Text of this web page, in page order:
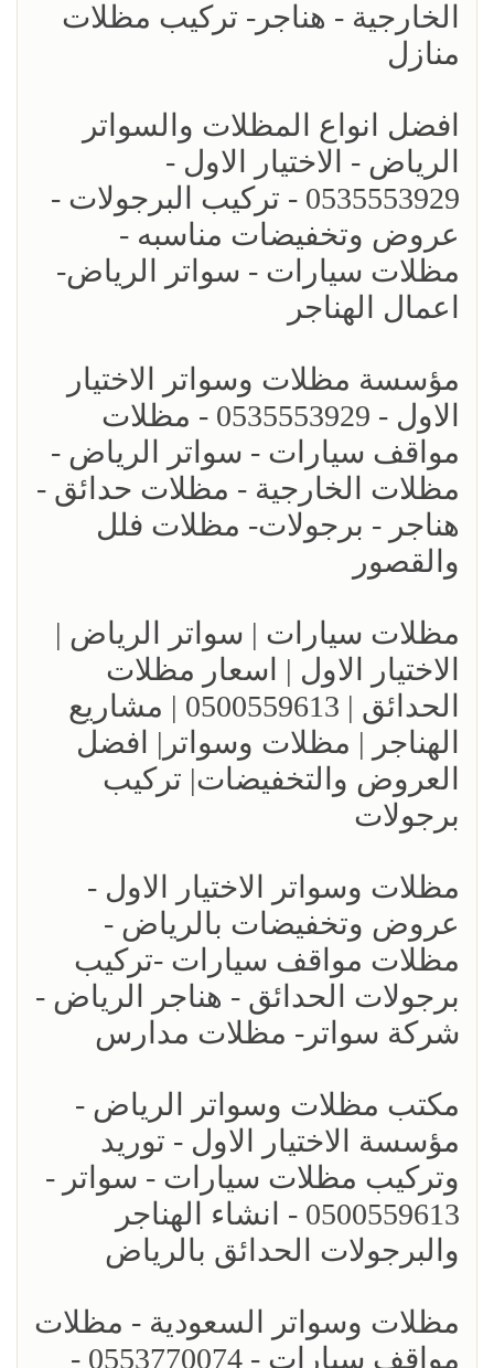
الخارجية - هناجر- تركيب مظلات
منازل
افضل انواع المظلات والسواتر
الرياض - الاختيار الاول -
0535553929 - تركيب البرجولات -
عروض وتخفيضات مناسبه -
مظلات سيارات - سواتر الرياض-
اعمال الهناجر
مؤسسة مظلات وسواتر الاختيار
الاول - 0535553929 - مظلات
مواقف سيارات - سواتر الرياض -
مظلات الخارجية - مظلات حدائق -
هناجر - برجولات- مظلات فلل
والقصور
مظلات سيارات | سواتر الرياض |
الاختيار الاول | اسعار مظلات
الحدائق | 0500559613 | مشاريع
الهناجر | مظلات وسواتر| افضل
العروض والتخفيضات| تركيب
برجولات
مظلات وسواتر الاختيار الاول -
عروض وتخفيضات بالرياض -
مظلات مواقف سيارات -تركيب
برجولات الحدائق - هناجر الرياض -
شركة سواتر- مظلات مدارس
مكتب مظلات وسواتر الرياض -
مؤسسة الاختيار الاول - توريد
وتركيب مظلات سيارات - سواتر -
0500559613 - انشاء الهناجر
والبرجولات الحدائق بالرياض
مظلات وسواتر السعودية - مظلات
مواقف سيارات - 0553770074 -